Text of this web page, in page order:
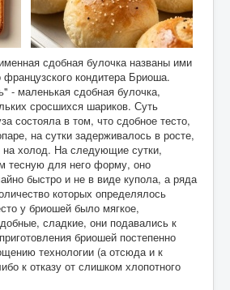
сдобная булочка названы ими
французского кондитера Бриоша.
- маленькая сдобная булочка,
сросшихся шариков. Суть
состояла в том, что сдобное тесто,
на сутки задерживалось в росте,
на холод. На следующие сутки,
тесную для него форму, оно
быстро и не в виде купола, а ряда
которых определялось
у бриошей было мягкое,
сладкие, они подавались к
бриошей постепенно
технологии (а отсюда и к
к отказу от слишком хлопотного